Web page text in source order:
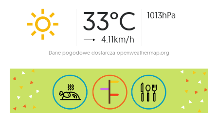
33°C
4.11km/h
1013hPa
Dane pogodowe dostarcza openweathermap.org